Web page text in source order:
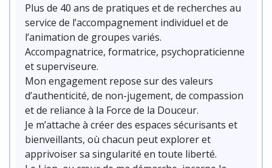
Plus de 40 ans de pratiques et de recherches au
service de l’accompagnement individuel et de
l’animation de groupes variés.
Accompagnatrice, formatrice, psychopraticienne
et superviseure.
Mon engagement repose sur des valeurs
d’authenticité, de non-jugement, de compassion
et de reliance à la Force de la Douceur.
Je m’attache à créer des espaces sécurisants et
bienveillants, où chacun peut explorer et
apprivoiser sa singularité en toute liberté.